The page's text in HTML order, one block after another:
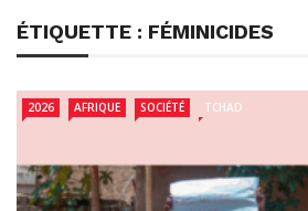
ÉTIQUETTE : FÉMINICIDES
2026 AFRIQUE SOCIÉTÉ TCHAD